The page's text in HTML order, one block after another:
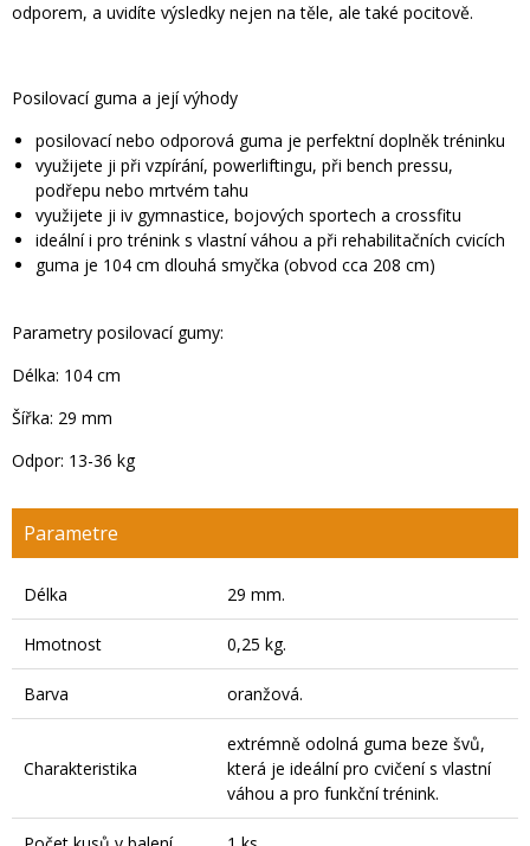
odporem, a uvidíte výsledky nejen na těle, ale také pocitově.
Posilovací guma a její výhody
posilovací nebo odporová guma je perfektní doplněk tréninku
využijete ji při vzpírání, powerliftingu, při bench pressu,
podřepu nebo mrtvém tahu
využijete ji iv gymnastice, bojových sportech a crossfitu
ideální i pro trénink s vlastní váhou a při rehabilitačních cvicích
guma je 104 cm dlouhá smyčka (obvod cca 208 cm)
Parametry posilovací gumy:
Délka: 104 cm
Šířka: 29 mm
Odpor: 13-36 kg
Parametre
Délka 29 mm.
Hmotnost 0,25 kg.
Barva oranžová.
Charakteristika
extrémně odolná guma beze švů,
která je ideální pro cvičení s vlastní
váhou a pro funkční trénink.